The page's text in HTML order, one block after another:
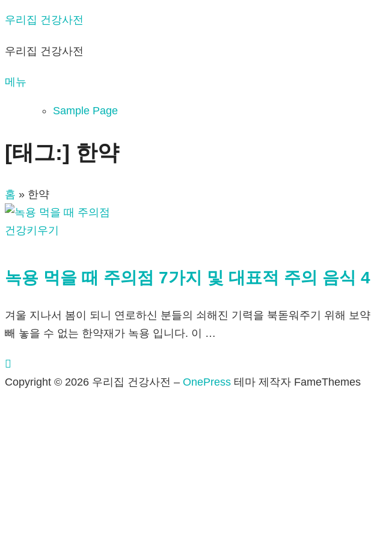
내
으
기
우리집 건강사전
우리집 건강사전
메뉴
Sample Page
[태그:] 한약
홈 » 한약
건강키우기
녹용 먹을 때 주의점 7가지 및 대표적 주의 음식 4
겨울 지나서 봄이 되니 연로하신 분들의 쇠해진 기력을 북돋워주기 위해 보
빼 놓을 수 없는 한약재가 녹용 입니다. 이 …
Copyright © 2026 우리집 건강사전 – OnePress 테마 제작자 FameThemes